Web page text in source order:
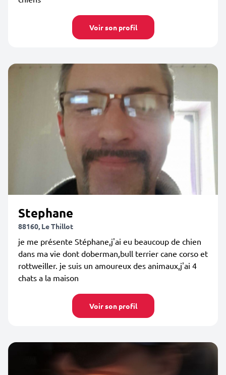
Voir son profil
Stephane
88160, Le Thillot
je me présente Stéphane,j'ai eu beaucoup de chien
dans ma vie dont doberman,bull terrier cane corso et
rottweiller. je suis un amoureux des animaux,j'ai 4
chats a la maison
Voir son profil